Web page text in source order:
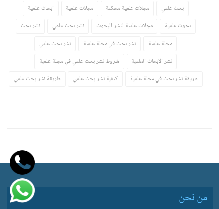
بحث علمي مجلات علمية محكمة مجلات علمية
ابحاث علمية
بحوث علمية
مجلات علمية لنشر البحوث نشر بحث علمي
نشر بحث
مجلة علمية
نشر بحث في مجلة علمية
نشر بحث علمي
نشر الابحاث العلمية
شروط نشر بحث علمي في مجلة علمية
طريقة نشر بحث في مجلة علمية
كيفية نشر بحث علمي طريقة نشر بحث علمي
من نحن